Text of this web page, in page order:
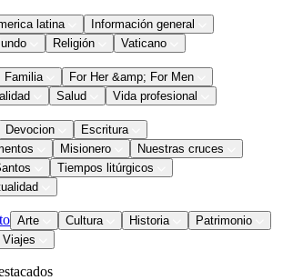
latina
Información general
Religión Vaticano
Familia
For Her &amp; For Men
Salud Vida profesional
Devocion
Escritura
Misionero
Nuestras cruces
Tiempos litúrgicos
Arte Cultura Historia
Patrimonio
Viajes